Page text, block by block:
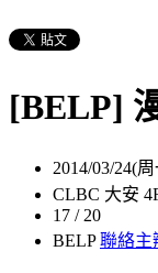
[BELP]
2014/03/24(
CLBC 大安
17 / 20
BELP聯絡主